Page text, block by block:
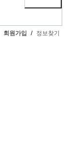
회원가입 / 정보찾기